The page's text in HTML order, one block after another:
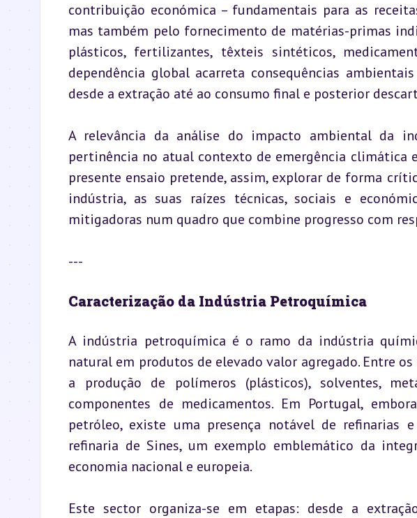
contribuição económica – fundamentais para as
mas também pelo fornecimento de matérias-primas
plásticos, fertilizantes, têxteis sintéticos,
dependência global acarreta consequências
desde a extração até ao consumo final e posterior
A relevância da análise do impacto ambiental da
pertinência no atual contexto de emergência climática
presente ensaio pretende, assim, explorar de forma
indústria, as suas raízes técnicas, sociais e
mitigadoras num quadro que combine progresso com
---
Caracterização da Indústria Petroquímica
A indústria petroquímica é o ramo da indústria
natural em produtos de elevado valor agregado. Entre
a produção de polímeros (plásticos), solventes,
componentes de medicamentos. Em Portugal,
petróleo, existe uma presença notável de refinarias
refinaria de Sines, um exemplo emblemático da
economia nacional e europeia.
Este sector organiza-se em etapas: desde a